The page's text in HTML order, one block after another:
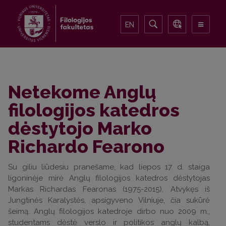
EN
Netekome Anglų
filologijos katedros
dėstytojo Marko
Richardo Fearono
Su giliu liūdesiu pranešame, kad liepos 17 d. staiga
ligoninėje mirė Anglų filologijos katedros dėstytojas
Markas Richardas Fearonas (1975-2015). Atvykęs iš
Jungtinės Karalystės, apsigyveno Vilniuje, čia sukūrė
šeimą. Anglų filologijos katedroje dirbo nuo 2009 m.,
studentams dėstė verslo ir politikos anglų kalbą,